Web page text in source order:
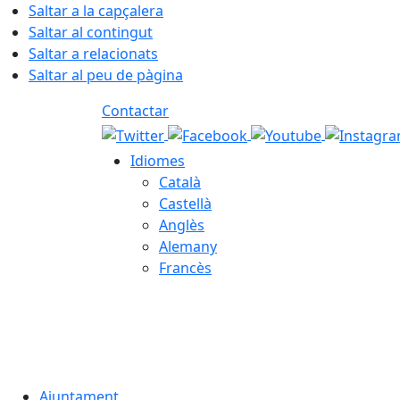
Saltar a la capçalera
Saltar al contingut
Saltar a relacionats
Saltar al peu de pàgina
Contactar
Idiomes
Català
Castellà
Anglès
Alemany
Francès